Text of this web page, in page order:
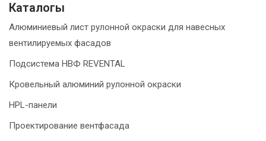
Каталогы
Алюминиевый лист рулонной окраски для навесных
вентилируемых фасадов
Подсистема НВФ REVENTAL
Кровельный алюминий рулонной окраски
HPL-панели
Проектирование вентфасада